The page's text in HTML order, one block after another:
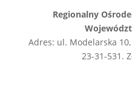
Regionalny
Adres: ul. Modelarska
23-31-531.